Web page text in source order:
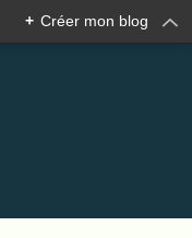
+ Créer mon blog